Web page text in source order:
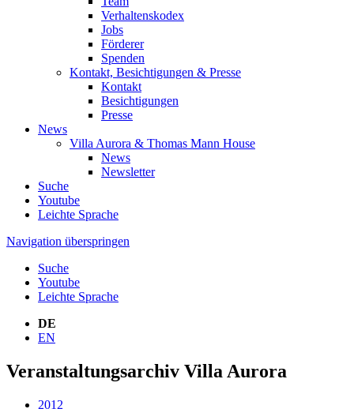
Verhaltenskodex
Jobs
Förderer
Spenden
Kontakt, Besichtigungen & Presse
Kontakt
Besichtigungen
Presse
News
Villa Aurora & Thomas Mann House
News
Newsletter
Suche
Youtube
Leichte Sprache
Navigation überspringen
Suche
Youtube
Leichte Sprache
DE
EN
Veranstaltungsarchiv Villa Aurora
2012